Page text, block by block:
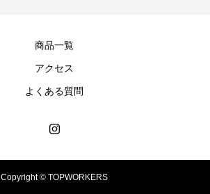
商品一覧
アクセス
よくある質問
Copyright © TOPWORKERS